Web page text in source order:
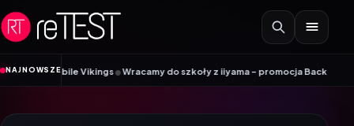
Przejdź do treści
NAJNOWSZE
Mobile Vikings•Wracamy do szkoły z iiyama – promocja Back to School na